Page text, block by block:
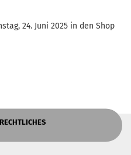
24. Juni 2025 in den Shop